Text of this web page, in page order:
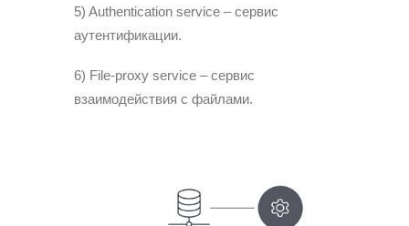
5) Authentication service – сервис
аутентификации.
6) File-proxy service – сервис
взаимодействия с файлами.